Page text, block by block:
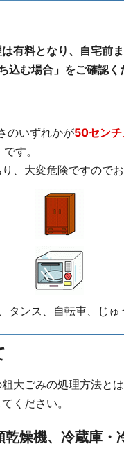
有料となり、自宅前
む場合」をご確認く
のいずれかが50センチ
す。
、大変危険ですのでお
タンス、自転車、じ
大ごみの処理方法とは
ください。
燥機、冷蔵庫・